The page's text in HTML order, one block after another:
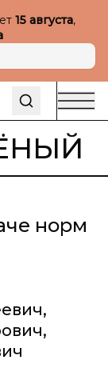
15 августа,
норм
,
,